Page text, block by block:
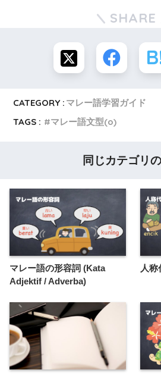
SHARE
CATEGORY : マレー語学習ガイド
TAGS :
マレー語文型(o)
同じカテゴリ
マレー語の形容詞 (Kata
Adjektif / Adverba)
人